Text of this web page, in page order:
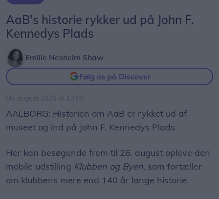
AaB's historie rykker ud på John F.
Kennedys Plads
Emilie Nesheim Shaw
Følg os på Discover
06. august 2026 kl. 12.02
AALBORG: Historien om AaB er rykket ud af
museet og ind på John F. Kennedys Plads.
Her kan besøgende frem til 26. august opleve den
mobile udstilling Klubben og Byen, som fortæller
om klubbens mere end 140 år lange historie.